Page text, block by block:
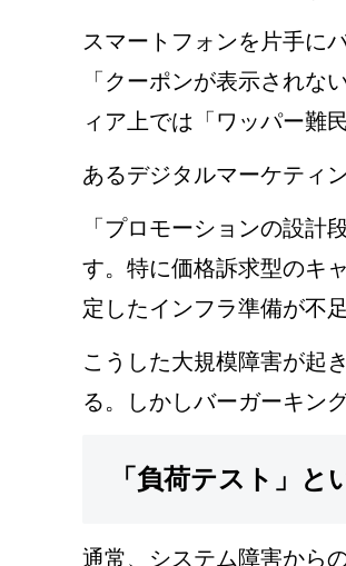
スマートフォンを片手に
「クーポンが表示されな
ィア上では「ワッパー難
あるデジタルマーケティ
「プロモーションの設計
す。特に価格訴求型のキ
定したインフラ準備が不
こうした大規模障害が起
る。しかしバーガーキン
「負荷テスト」と
通常、システム障害から